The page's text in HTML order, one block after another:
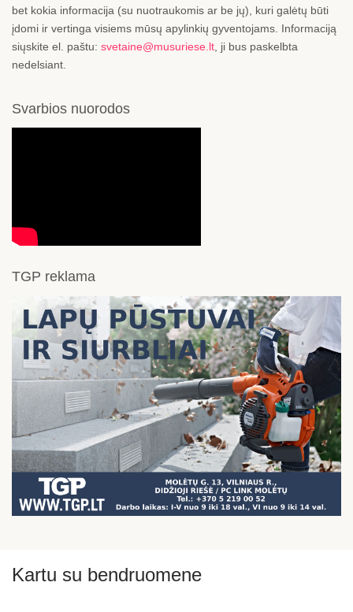
bet kokia informacija (su nuotraukomis ar be jų), kuri galėtų būti
įdomi ir vertinga visiems mūsų apylinkių gyventojams. Informaciją
siųskite el. paštu: svetaine@musuriese.lt, ji bus paskelbta
nedelsiant.
Svarbios nuorodos
TGP reklama
Kartu su bendruomene